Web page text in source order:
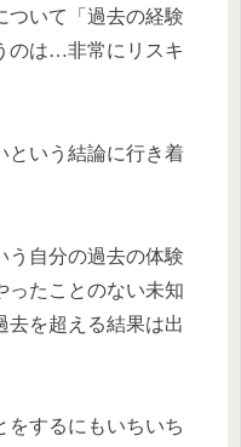
ついて「過去の経験
のは…非常にリスキ
という結論に行き着
う自分の過去の体験
ったことのない未知
去を超える結果は出
をするにもいちいち